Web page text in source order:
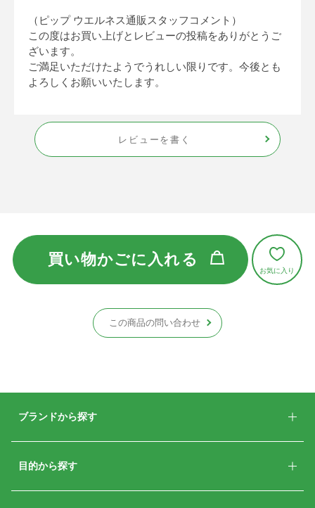
（ピップ ウエルネス通販スタッフコメント）
この度はお買い上げとレビューの投稿をありがとうご
ざいます。
ご満足いただけたようでうれしい限りです。今後とも
よろしくお願いいたします。
レビューを書く
買い物かごに入れる
この商品の問い合わせ
ブランドから探す
目的から探す